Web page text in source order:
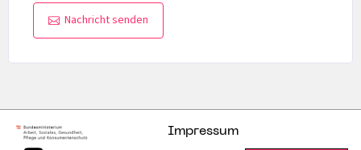
Nachricht senden
Impressum